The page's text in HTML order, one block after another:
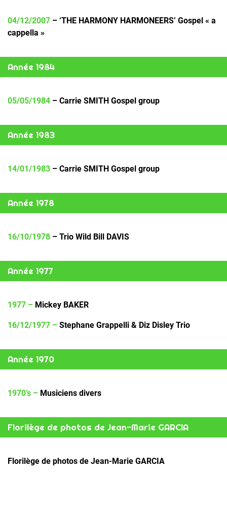
04/12/2007 – ‘THE HARMONY HARMONEERS’ Gospel « a
cappella »
Année 1984
05/05/1984 – Carrie SMITH Gospel group
Année 1983
14/01/1983 – Carrie SMITH Gospel group
Année 1978
16/10/1978 – Trio Wild Bill DAVIS
Année 1977
1977 – Mickey BAKER
16/12/1977 – Stephane Grappelli & Diz Disley Trio
Année 1970
1970’s – Musiciens divers
Florilège de photos de Jean-Marie GARCIA
Florilège de photos de Jean-Marie GARCIA